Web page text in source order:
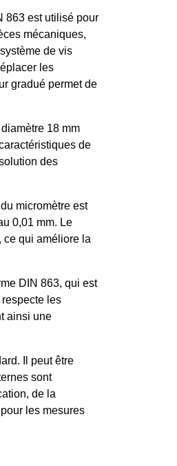
863 est utilisé pour
mécaniques,
de vis
les
gradué permet de
18 mm
de
des
micromètre est
0,01 mm. Le
ce qui améliore la
DIN 863, qui est
les
ainsi une
Il peut être
sont
de la
les mesures